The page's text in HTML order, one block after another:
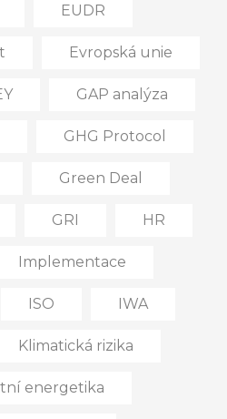
EUDR
Evropská unie
GAP analýza
GHG Protocol
Green Deal
GRI HR
Implementace
ISO IWA
Klimatická rizika
energetika